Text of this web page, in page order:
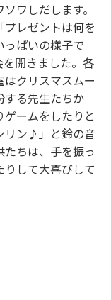
ワしだします。
プレゼントは何を
ぱいの様子で
開きました。各
クリスマスムー
する先生たちか
ームをしたりと
リン♪」と鈴の音
ちは、手を振っ
して大喜びして